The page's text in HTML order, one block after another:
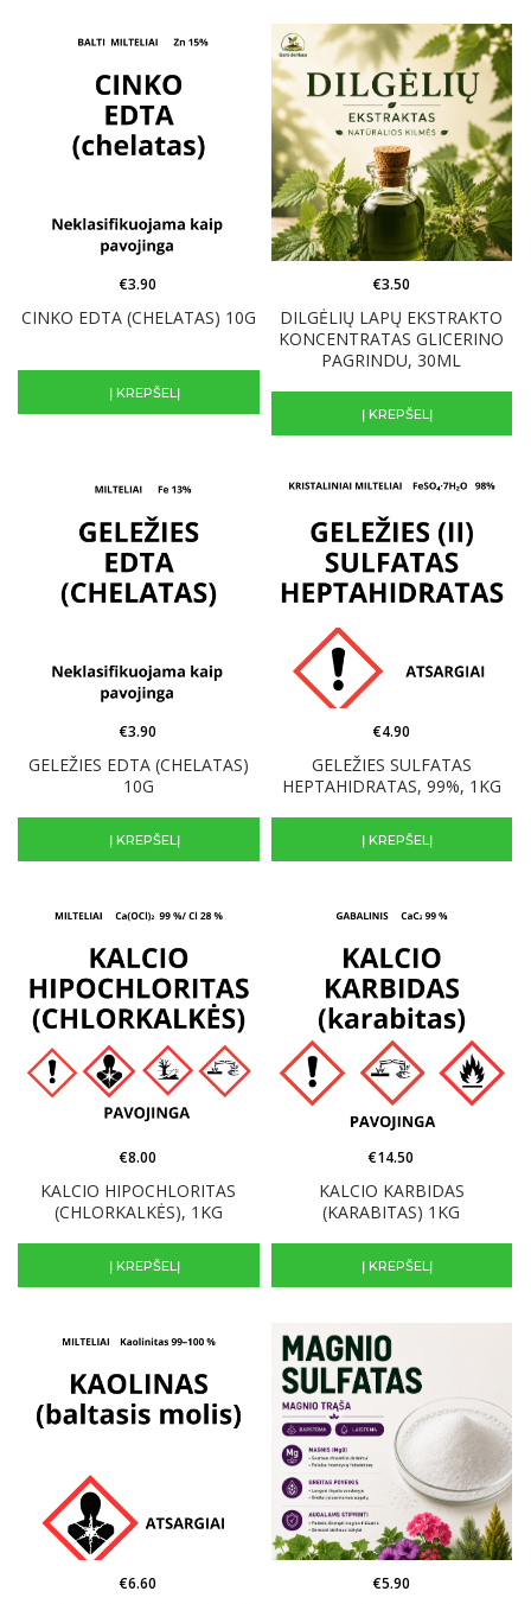
CINKO EDTA (CHELATAS) 10G
€3.90
Į KREPŠELĮ
DILGĖLIŲ LAPŲ EKSTRAKTO
KONCENTRATAS GLICERINO
PAGRINDU, 30ML
€3.50
Į KREPŠELĮ
GELEŽIES EDTA (CHELATAS)
10G
€3.90
Į KREPŠELĮ
GELEŽIES SULFATAS
HEPTAHIDRATAS, 99%, 1KG
€4.90
Į KREPŠELĮ
KALCIO HIPOCHLORITAS
(CHLORKALKĖS), 1KG
€8.00
Į KREPŠELĮ
KALCIO KARBIDAS
(KARABITAS) 1KG
€14.50
Į KREPŠELĮ
€6.60 €5.90